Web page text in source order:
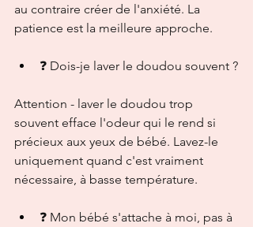
au contraire créer de l'anxiété. La
patience est la meilleure approche.
❓ Dois-je laver le doudou souvent ?
Attention - laver le doudou trop
souvent efface l'odeur qui le rend si
précieux aux yeux de bébé. Lavez-le
uniquement quand c'est vraiment
nécessaire, à basse température.
❓ Mon bébé s'attache à moi, pas à